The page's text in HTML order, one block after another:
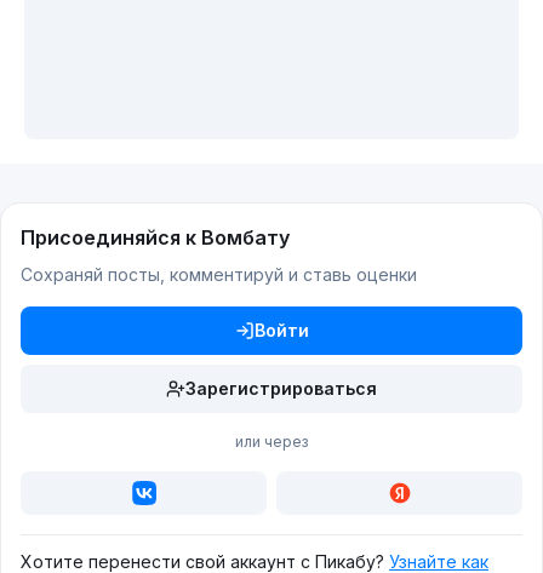
Присоединяйся к Вомбату
Сохраняй посты, комментируй и ставь оценки
Войти
Зарегистрироваться
или через
Хотите перенести свой аккаунт с Пикабу? Узнайте как